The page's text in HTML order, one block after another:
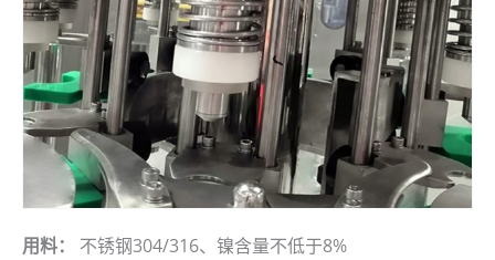
用料：
不锈钢304/316、镍含量不低于8%